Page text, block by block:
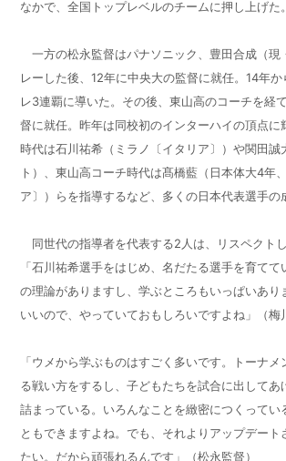
なかで、全国トップレベルのチームに押し上げた。
一方の松永監督はパナソニック、豊田合成（現
レーした後、12年に中央大の監督に就任。14年か
レ3連覇に導いた。その後、東山高のコーチを経て
督に就任。昨年は同校初のインターハイの頂点に
時代は石川祐希（ミラノ〔イタリア〕）や関田誠
ト）、東山高コーチ時代は髙橋藍（日本体大4年
ア〕）らを指導するなど、多くの日本代表選手の
同世代の指導者を代表する2 人は、リスペクト
「石川祐希選手をはじめ、名だたる選手を育てて
の理論がありますし、学ぶところもいっぱいあり
いいので、やっていておもしろいですよね」（梅
「ウメから学ぶものはすごく多いです。トーナ
る戦い方をするし、子どもたちを試合に出してあ
詰まっている。いろんなことを緻密につくってい
ともできますよね。でも、それよりアップデート
たい。だから頑張れるんです」（松永監督）